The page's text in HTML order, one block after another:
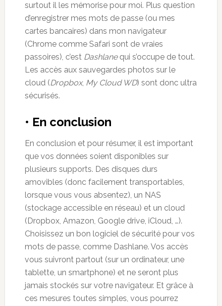
surtout il les mémorise pour moi. Plus question
d’enregistrer mes mots de passe (ou mes
cartes bancaires) dans mon navigateur
(Chrome comme Safari sont de vraies
passoires), c’est Dashlanequi s’occupe de tout.
Les accès aux sauvegardes photos sur le
cloud (Dropbox, My Cloud WD) sont donc ultra
sécurisés.
• En conclusion
En conclusion et pour résumer, il est important
que vos données soient disponibles sur
plusieurs supports. Des disques durs
amovibles (donc facilement transportables,
lorsque vous vous absentez), un NAS
(stockage accessible en réseau) et un cloud
(Dropbox, Amazon, Google drive, iCloud, …).
Choisissez un bon logiciel de sécurité pour vos
mots de passe, comme Dashlane. Vos accès
vous suivront partout (sur un ordinateur, une
tablette, un smartphone) et ne seront plus
jamais stockés sur votre navigateur. Et grâce à
ces mesures toutes simples, vous pourrez